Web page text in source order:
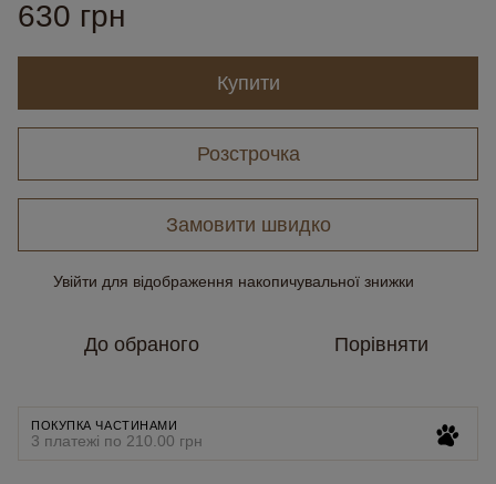
630 грн
Купити
Розстрочка
Замовити швидко
Увійти для відображення накопичувальної знижки
До обраного Порівняти
ПОКУПКА ЧАСТИНАМИ
3 платежі по 210.00 грн